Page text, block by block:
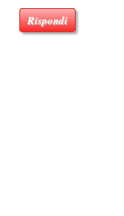
Rispondi